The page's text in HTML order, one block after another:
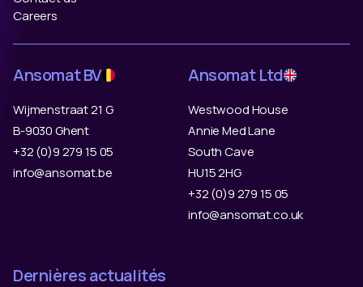
Careers
Ansomat BV
Wijmenstraat 21 G
B-9030 Ghent
+32 (0)9 279 15 05
info@ansomat.be
Ansomat Ltd
Westwood House
Annie Med Lane
South Cave
HU15 2HG
+32 (0)9 279 15 05
info@ansomat.co.uk
Dernières actualités